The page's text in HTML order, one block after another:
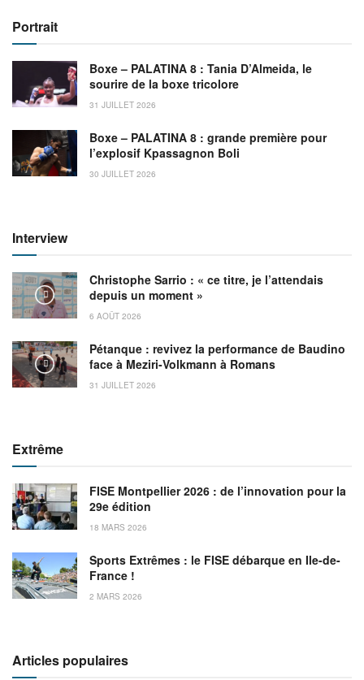
Portrait
Boxe – PALATINA 8 : Tania D’Almeida, le
sourire de la boxe tricolore
31 JUILLET 2026
Boxe – PALATINA 8 : grande première pour
l’explosif Kpassagnon Boli
30 JUILLET 2026
Interview
Christophe Sarrio : « ce titre, je l’attendais
depuis un moment »
6 AOÛT 2026
Pétanque : revivez la performance de Baudino
face à Meziri-Volkmann à Romans
31 JUILLET 2026
Extrême
FISE Montpellier 2026 : de l’innovation pour la
29e édition
18 MARS 2026
Sports Extrêmes : le FISE débarque en Ile-de-
France !
2 MARS 2026
Articles populaires